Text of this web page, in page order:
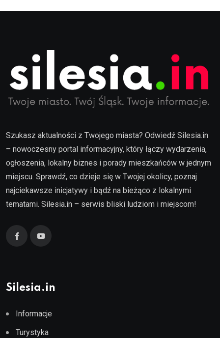
Szukasz aktualności z Twojego miasta? Odwiedź Silesia.in
– nowoczesny portal informacyjny, który łączy wydarzenia,
ogłoszenia, lokalny biznes i porady mieszkańców w jednym
miejscu. Sprawdź, co dzieje się w Twojej okolicy, poznaj
najciekawsze inicjatywy i bądź na bieżąco z lokalnymi
tematami. Silesia.in – serwis bliski ludziom i miejscom!
Silesia.in
Informacje
Turystyka